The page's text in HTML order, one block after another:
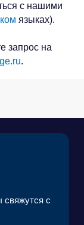
с нашими
языках).
запрос на
.